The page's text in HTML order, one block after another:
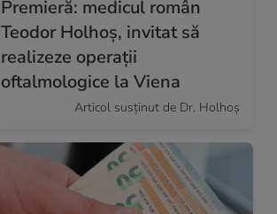
Premieră: medicul român
Teodor Holhoș, invitat să
realizeze operații
oftalmologice la Viena
Articol susținut de Dr. Holhoș